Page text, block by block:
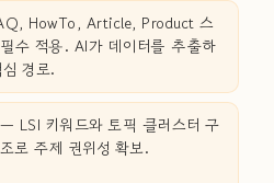
HowTo, Article, Product 스
수 적용. AI가 데이터를 추출하
경로.
— LSI 키워드와 토픽 클러스터 구
조로 주제 권위성 확보.